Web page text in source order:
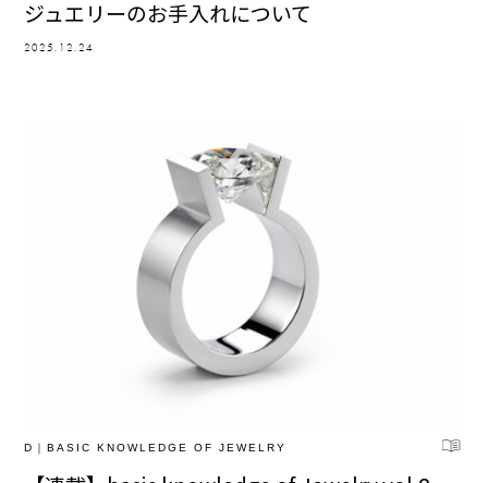
ジュエリーのお手入れについて
2025.12.24
D｜BASIC KNOWLEDGE OF JEWELRY